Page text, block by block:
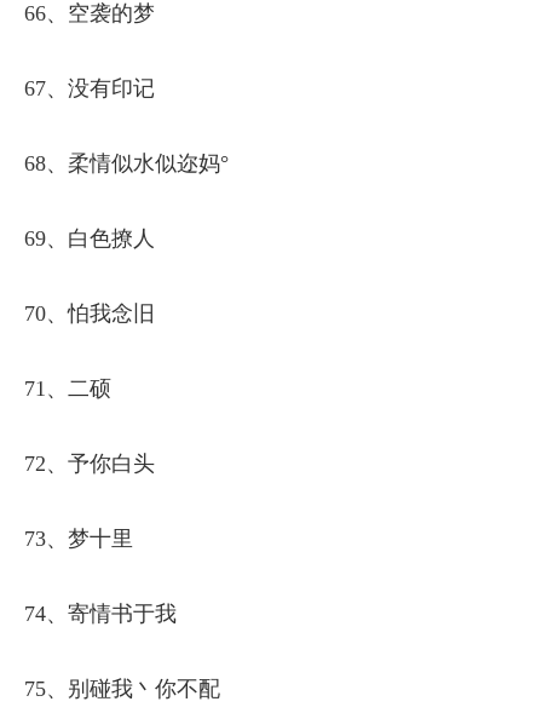
66、空袭的梦
67、没有印记
68、柔情似水似迩妈°
69、白色撩人
70、怕我念旧
71、二硕
72、予你白头
73、梦十里
74、寄情书于我
75、别碰我丶你不配